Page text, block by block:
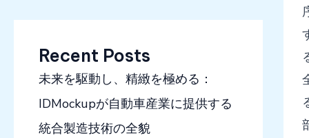
Recent Posts
未来を駆動し、精緻を極める：
IDMockupが自動車産業に提供する
統合製造技術の全貌